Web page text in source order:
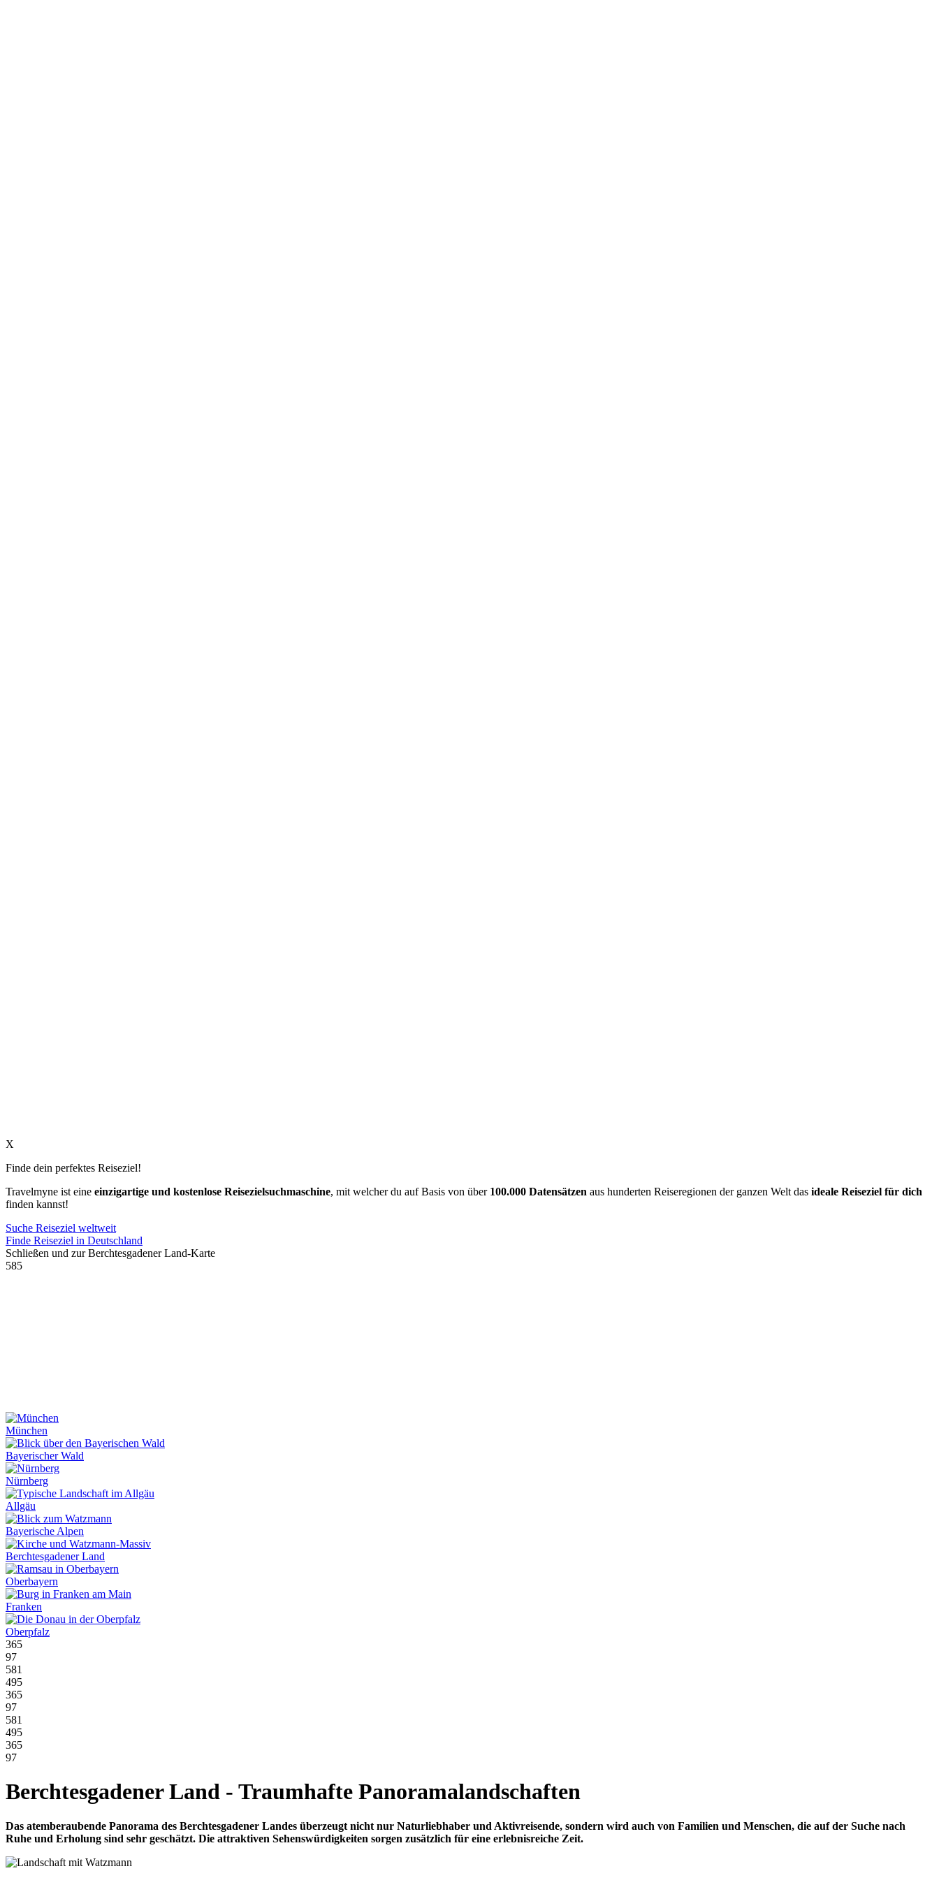
X
Finde dein perfektes Reiseziel!
Travelmyne ist eine einzigartige und kostenlose Reisezielsuchmaschine, mit welcher du auf Basis von über 100.000 Datensätzen aus hunderten Reiseregionen der ganzen Welt das ideale Reiseziel für dich
finden kannst!
Suche Reiseziel weltweit
Finde Reiseziel in Deutschland
Schließen und zur Berchtesgadener Land-Karte
585
München
Bayerischer Wald
Nürnberg
Allgäu
Bayerische Alpen
Berchtesgadener Land
Oberbayern
Franken
Oberpfalz
365
97
581
495
365
97
581
495
365
97
Berchtesgadener Land - Traumhafte Panoramalandschaften
Das atemberaubende Panorama des Berchtesgadener Landes überzeugt nicht nur Naturliebhaber und Aktivreisende, sondern wird auch von Familien und Menschen, die auf der Suche nach
Ruhe und Erholung sind sehr geschätzt. Die attraktiven Sehenswürdigkeiten sorgen zusätzlich für eine erlebnisreiche Zeit.